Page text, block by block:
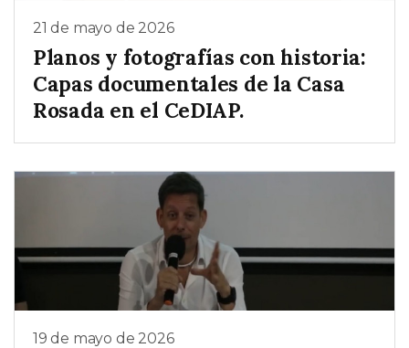
21 de mayo de 2026
Planos y fotografías con historia:
Capas documentales de la Casa
Rosada en el CeDIAP.
19 de mayo de 2026